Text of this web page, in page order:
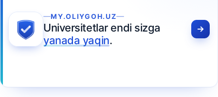
MY.OLIYGOH.UZ
Universitetlar endi sizga
yanada yaqin.